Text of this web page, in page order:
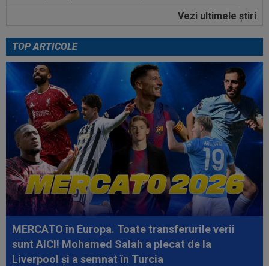
La 3 ani de la divorț, "cea mai frumoasă actriță
11:45
Specialiștii au făcut toate calculele! Ce șanse
are CFR Cluj să treacă de...
12:42
"Nemernicul ăla a venit să ne sfideze!"
Imaginile cu Neymar "turbat" de furie...
12:41
De nicăieri! Barcelona s-a întâlnit cu Rodri
pentru transferul campionului...
12:28 FOTO
Georgina, făcută "grasă" chiar înainte
de nunta cu Ronaldo! Antonela nu a stat...
12:24
Un club din SuperLigă, aproape să dea lovitura!
Tratative avansate cu un...
12:18 EXCLUSIV
Ioan Varga ”a explodat”: ”M-am
săturat”
Vezi ultimele ştiri
TOP ARTICOLE
MERCATO în Europa. Toate transferurile verii
sunt AICI! Mohamed Salah a plecat de la
Liverpool și a semnat în Turcia